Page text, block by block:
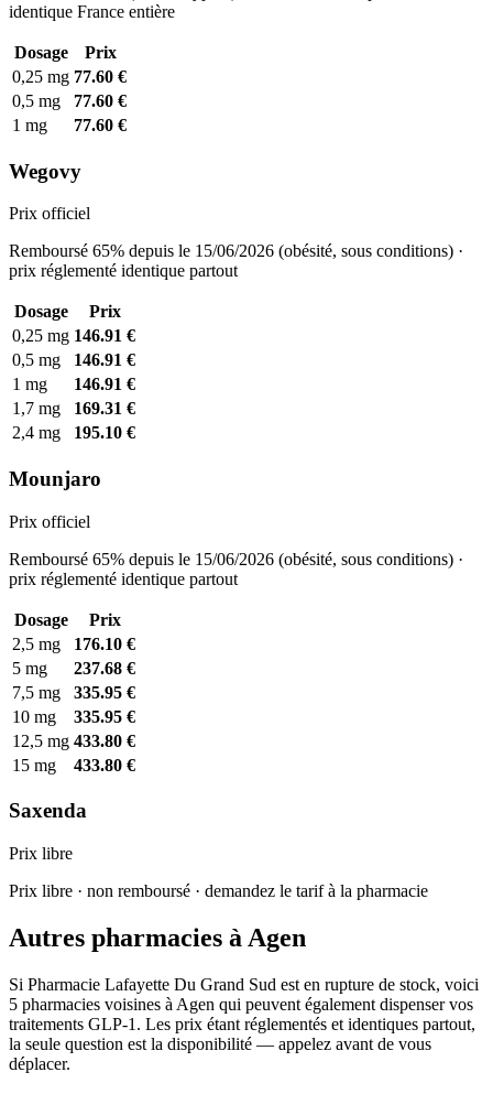
identique France entière
Dosage
Prix
0,25 mg 77.60 €
0,5 mg
77.60 €
1 mg
77.60 €
Wegovy
Prix officiel
Remboursé 65% depuis le 15/06/2026 (obésité, sous conditions) ·
prix réglementé identique partout
Dosage
Prix
0,25 mg 146.91 €
0,5 mg
146.91 €
1 mg
146.91 €
1,7 mg
169.31 €
2,4 mg
195.10 €
Mounjaro
Prix officiel
Remboursé 65% depuis le 15/06/2026 (obésité, sous conditions) ·
prix réglementé identique partout
Dosage
Prix
2,5 mg
176.10 €
5 mg
237.68 €
7,5 mg
335.95 €
10 mg
335.95 €
12,5 mg 433.80 €
15 mg
433.80 €
Saxenda
Prix libre
Prix libre · non remboursé · demandez le tarif à la pharmacie
Autres pharmacies à Agen
Si Pharmacie Lafayette Du Grand Sud est en rupture de stock, voici
5 pharmacies voisines à Agen qui peuvent également dispenser vos
traitements GLP-1. Les prix étant réglementés et identiques partout,
la seule question est la disponibilité — appelez avant de vous
déplacer.